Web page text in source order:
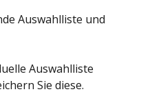
Auswahlliste und
Auswahlliste
Sie diese.